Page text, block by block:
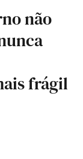
não
frágil